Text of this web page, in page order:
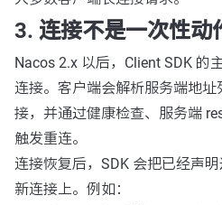
3. 连接不是一次性动
Nacos 2.x 以后，Client SDK 的
连接。客户端会解析服务端地
接，并通过健康检查、服务端
触发重连。
连接恢复后，SDK 会把已经声
新连接上。例如：